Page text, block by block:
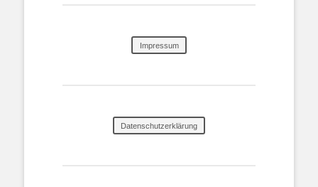
Impressum
Datenschutzerklärung